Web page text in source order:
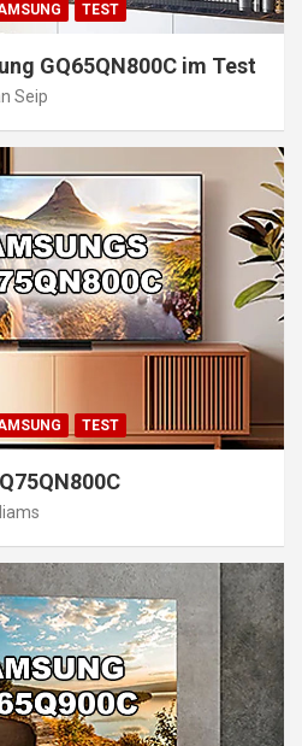
TEST
GQ65QN800C im Test
Seip
TEST